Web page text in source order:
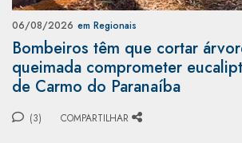
06/08/2026 em Regionais
Bombeiros têm que cortar
queimada comprometer
de Carmo do Paranaíba
(3) COMPARTILHAR